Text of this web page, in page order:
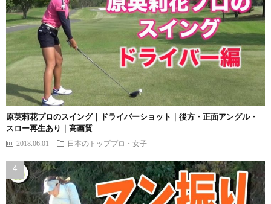
原英莉花プロのスイング｜ドライバーショット｜後方・正面アングル・
スロー再生あり｜高画質
2018.06.01 日本のトッププロ・女子